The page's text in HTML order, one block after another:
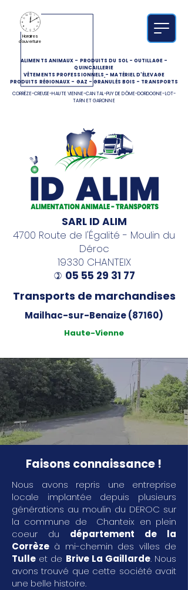
ALIMENTS ANIMAUX - PRODUITS DU SOL-OUTILLAGE-
QUINCAILLERIE
VÊTEMENTS PROFESSIONNELS -MATÉRIEL D'ÉLEVAGE
PRODUITS RÉGIONAUX - GAZ -GRANULÉS BOIS - TRANSPORTS
CORRÈZE-CREUSE-HAUTE VIENNE-CANTAL-PUY DE DÔME-DORDOGNE-LOT-
TARN ET GARONNE
Horaires
d'ouverture
SARL ID ALIM
4700 Route de l'Égalité - Moulin du
Déroc
19330 CHANTEIX
) 05 55 29 31 77
Transports de marchandises
Mailhac-sur-Benaize (87160)
Haute-Vienne
Faisons connaissance !
Nous avons repris une entreprise
locale implantée depuis plusieurs
générations au moulin du DEROC sur
la commune de Chanteix en plein
coeur du département de la
Corrèze à mi-chemin des villes de
Tulle et de Brive La Gaillarde. Nous
avons trouvé que cette société avait
une belle histoire.